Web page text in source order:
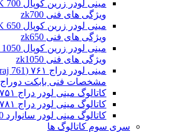
ویژگی های فنی zk700
ویژگی های فنی zk650
ویژگی های فنی zk1050
مشخصات فنی بابکت دوراج
کاتالوگ مینی لودر دراج ۷۵۱ (Doraj 751)
کاتالوگ مینی لودر دراج ۷۸۱ (Doraj 781)
کاتالوگ مینی لودر سانوارد Sunward SWL 3210
سری سوم کاتالوگ ها